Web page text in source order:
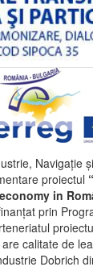
Navigație
proiectul
in
prin
calitate de
Dobrich